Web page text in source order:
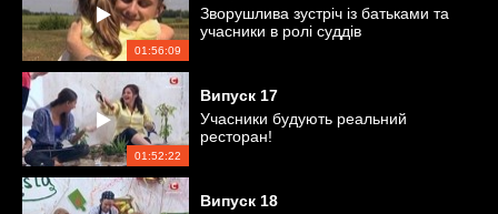
01:56:09
Зворушлива зустріч із батьками та
учасники в ролі суддів
01:52:22
Випуск 17
Учасники будують реальний
ресторан!
Випуск 18